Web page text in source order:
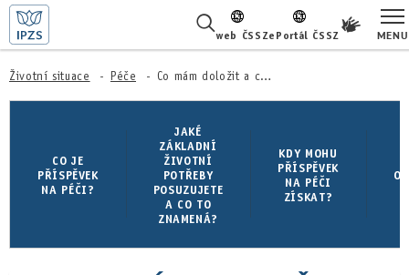
web ČSSZePortál ČSSZ MENU
ŽIVOTNÍ SITUACE
O NÁS
PRO LÉKAŘE
Životní situace Péče Co mám doložit a co musím udělat?
CO JE
PŘÍSPĚVEK
NA PÉČI?
JAKÉ
ZÁKLADNÍ
ŽIVOTNÍ
POTŘEBY
POSUZUJETE
A CO TO
ZNAMENÁ?
KDY MOHU
PŘÍSPĚVEK
NA PÉČI
ZÍSKAT?
O